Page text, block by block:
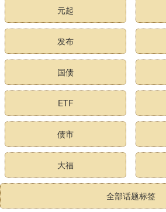
元起
发布
国债
ETF
债市
大福
全部话题标签